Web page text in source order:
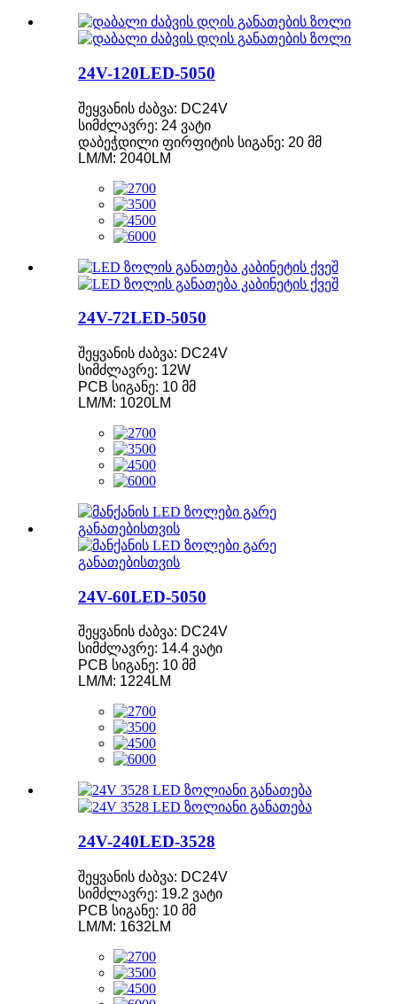
24V-120LED-5050
შეყვანის ძაბვა: DC24V
სიმძლავრე: 24 ვატი
დაბეჭდილი ფირფიტის სიგანე: 20 მმ
LM/M: 2040LM
24V-72LED-5050
შეყვანის ძაბვა: DC24V
სიმძლავრე: 12W
PCB სიგანე: 10 მმ
LM/M: 1020LM
24V-60LED-5050
შეყვანის ძაბვა: DC24V
სიმძლავრე: 14.4 ვატი
PCB სიგანე: 10 მმ
LM/M: 1224LM
24V-240LED-3528
შეყვანის ძაბვა: DC24V
სიმძლავრე: 19.2 ვატი
PCB სიგანე: 10 მმ
LM/M: 1632LM